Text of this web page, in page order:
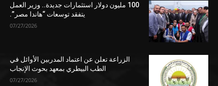
100 مليون دولار استثمارات جديدة.. وزير العمل
يتفقد توسعات “هاندا مصر”.
07/27/2026
الزراعة تعلن عن اعتماد المدربين الأوائل في
الطب البيطري بمعهد بحوث الإنجاب
07/27/2026